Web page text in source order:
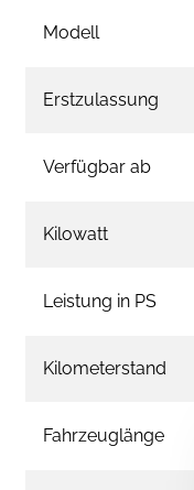
Modell
Erstzulassung
Verfügbar ab
Kilowatt
Leistung in PS
Kilometerstand
Fahrzeuglänge